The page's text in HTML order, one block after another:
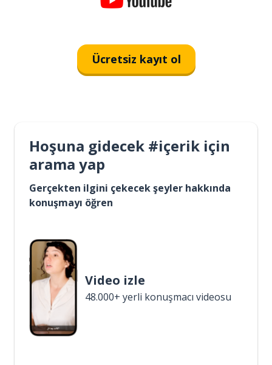
Ücretsiz kayıt ol
Hoşuna gidecek #içerik için
arama yap
Gerçekten ilgini çekecek şeyler hakkında
konuşmayı öğren
Video izle
48.000+ yerli konuşmacı videosu